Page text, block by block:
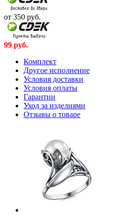
от 350 руб.
99 руб.
Комплект
Другое исполнение
Условия доставки
Условия оплаты
Гарантии
Уход за изделиями
Отзывы о товаре